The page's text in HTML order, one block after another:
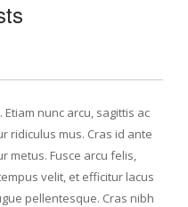
nunc arcu, sagittis ac
ridiculus mus. Cras id ante
metus. Fusce arcu felis,
velit, et efficitur lacus
pellentesque. Cras nibh